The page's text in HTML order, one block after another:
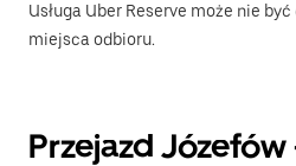
Usługa Uber Reserve może nie
miejsca odbioru.
Przejazd